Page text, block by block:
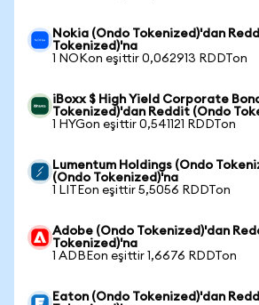
Nokia (Ondo Tokenized)'dan
Tokenized)'na
1 NOKon eşittir 0,062913 RDDTon
iBoxx $ High Yield Corporate
Tokenized)'dan Reddit (Ondo
1 HYGon eşittir 0,541121 RDDTon
Lumentum Holdings (Ondo
(Ondo Tokenized)'na
1 LITEon eşittir 5,5056 RDDTon
Adobe (Ondo Tokenized)'dan
Tokenized)'na
1 ADBEon eşittir 1,6676 RDDTon
Eaton (Ondo Tokenized)'dan